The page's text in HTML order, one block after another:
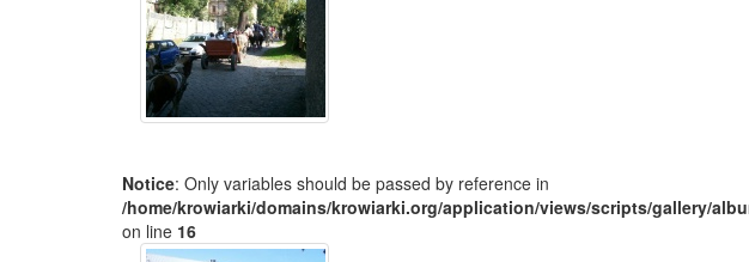
Notice: Only variables should be passed by reference in
/home/krowiarki/domains/krowiarki.org/application/views/scripts/gallery/
on line 16